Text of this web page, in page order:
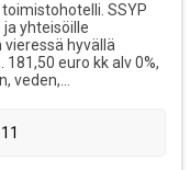
SSYP
yhteisöille
hyvällä
euro kk alv 0%,
veden,...